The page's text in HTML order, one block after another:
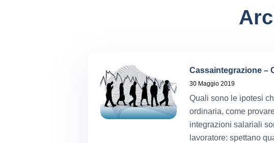
Cassaintegrazione –
30 Maggio 2019
Quali sono le ipotesi
ordinaria, come
integrazioni salariali
lavoratore: spettano